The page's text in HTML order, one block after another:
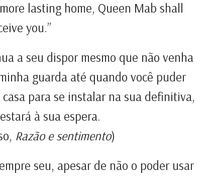
lasting home, Queen Mab shall
you.”
a seu dispor mesmo que não venha
guarda até quando você puder
para se instalar na sua definitiva,
à sua espera.
Razão e sentimento)
seu, apesar de não o poder usar